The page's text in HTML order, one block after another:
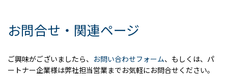
お問合せ・関連ページ
ご興味がございましたら、 お問い合わせフォーム、もしくは、パ
ートナー企業様は弊社担当営業までお気軽にお問合せください。